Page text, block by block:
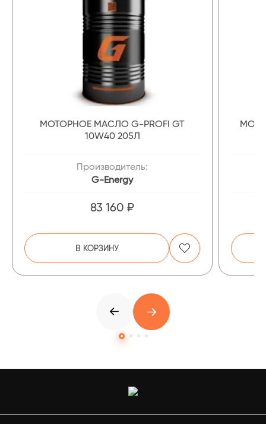
МОТОРНОЕ МАСЛО G-PROFI GT
10W40 205Л
Производитель:
G-Energy
83 160 ₽
В КОРЗИНУ